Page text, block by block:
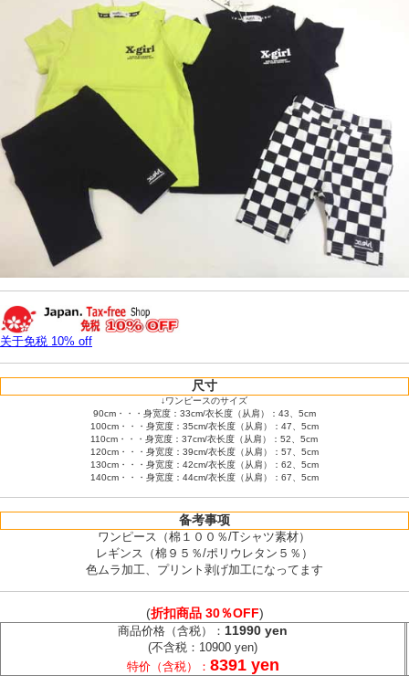
关于免税 10% off
尺寸
↓ワンピースのサイズ
90cm・・・身宽度：33cm/衣长度（从肩）：43、5cm
100cm・・・身宽度：35cm/衣长度（从肩）：47、5cm
110cm・・・身宽度：37cm/衣长度（从肩）：52、5cm
120cm・・・身宽度：39cm/衣长度（从肩）：57、5cm
130cm・・・身宽度：42cm/衣长度（从肩）：62、5cm
140cm・・・身宽度：44cm/衣长度（从肩）：67、5cm
备考事项
ワンピース（棉１００％/Tシャツ素材）
レギンス（棉９５％/ポリウレタン５％）
色ムラ加工、プリント剥げ加工になってます
(折扣商品 30％OFF)
商品价格（含税）： 11990 yen
(不含税：10900 yen)
特价（含税）： 8391 yen